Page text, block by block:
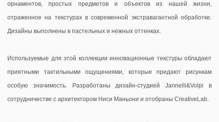
орнаментов, простых предметов и объектов из нашей жизни,
отраженное на текстурах в современной экстравагантной обработке.
Дизайны выполнены в пастельных и нежных оттенках.
Используемые для этой коллекции инновационные текстуры обладают
приятными тактильными ощущениями, которые придают рисункам
особую значимость. Разработаны дизайн-студией Jannelli&Volpi в
сотрудничестве с архитектором Ниси Маньони и отобраны CreativeLab.